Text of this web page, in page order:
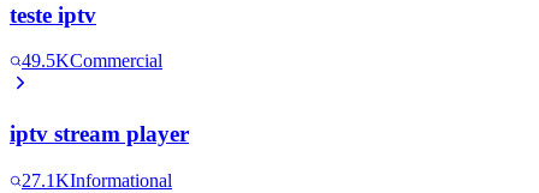
teste iptv
49.5KCommercial
iptv stream player
27.1KInformational